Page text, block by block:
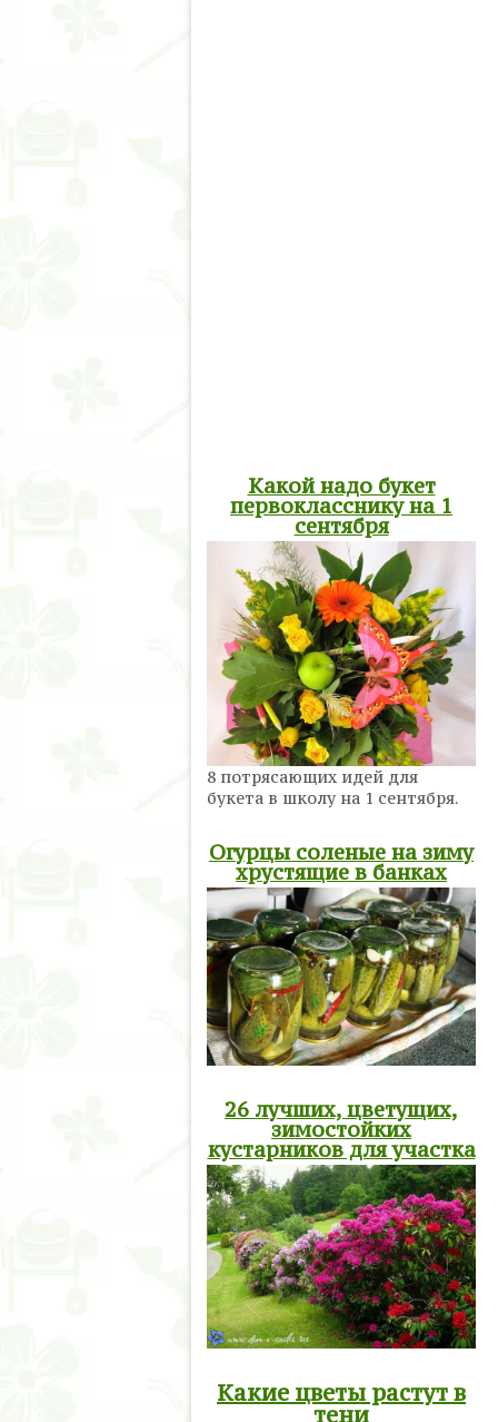
Какой надо букет
первокласснику на 1
сентября
8 потрясающих идей для
букета в школу на 1 сентября.
Огурцы соленые на зиму
хрустящие в банках
26 лучших, цветущих,
зимостойких
кустарников для участка
Какие цветы растут в
тени